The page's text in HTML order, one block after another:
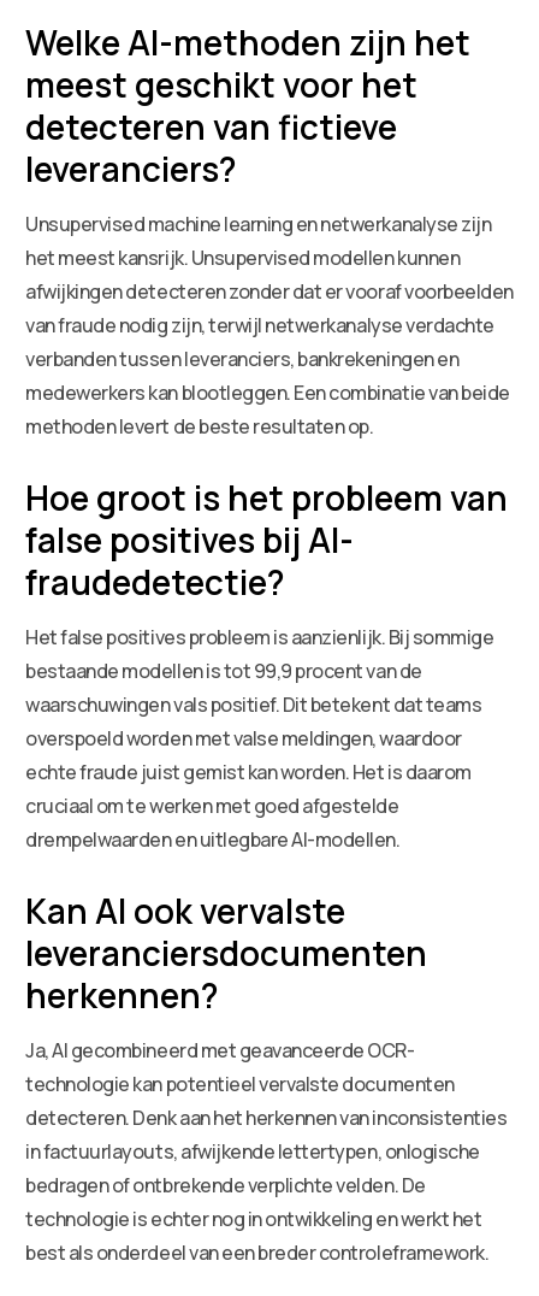
Welke AI-methoden zijn het
meest geschikt voor het
detecteren van fictieve
leveranciers?
Unsupervised machine learning en netwerkanalyse zijn
het meest kansrijk. Unsupervised modellen kunnen
afwijkingen detecteren zonder dat er vooraf voorbeelden
van fraude nodig zijn, terwijl netwerkanalyse verdachte
verbanden tussen leveranciers, bankrekeningen en
medewerkers kan blootleggen. Een combinatie van beide
methoden levert de beste resultaten op.
Hoe groot is het probleem van
false positives bij AI-
fraudedetectie?
Het false positives probleem is aanzienlijk. Bij sommige
bestaande modellen is tot 99,9 procent van de
waarschuwingen vals positief. Dit betekent dat teams
overspoeld worden met valse meldingen, waardoor
echte fraude juist gemist kan worden. Het is daarom
cruciaal om te werken met goed afgestelde
drempelwaarden en uitlegbare AI-modellen.
Kan AI ook vervalste
leveranciersdocumenten
herkennen?
Ja, AI gecombineerd met geavanceerde OCR-
technologie kan potentieel vervalste documenten
detecteren. Denk aan het herkennen van inconsistenties
in factuurlayouts, afwijkende lettertypen, onlogische
bedragen of ontbrekende verplichte velden. De
technologie is echter nog in ontwikkeling en werkt het
best als onderdeel van een breder controleframework.